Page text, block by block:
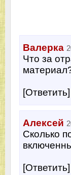
Валерка
Что за
[Ответить]
Алексей
Сколько
[Ответить]